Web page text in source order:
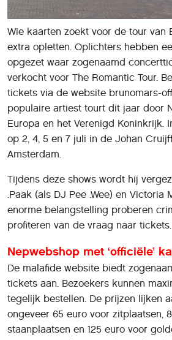
Wie kaarten zoekt voor de tour van
extra opletten. Oplichters hebben
opgezet waar zogenaamd
verkocht voor The Romantic Tour.
tickets via de website brunomars-
populaire artiest tourt dit jaar door
Europa en het Verenigd Koninkrijk.
op 2, 4, 5 en 7 juli in de Johan
Amsterdam.
Tijdens deze shows wordt hij
.Paak (als DJ Pee .Wee) en Victoria
enorme belangstelling proberen
profiteren van de vraag naar tickets.
Nepwebshop met ‘officiële’
De malafide website biedt
tickets aan. Bezoekers kunnen
tegelijk bestellen. De prijzen lijken
ongeveer 65 euro voor zitplaatsen,
staanplaatsen en 125 euro voor